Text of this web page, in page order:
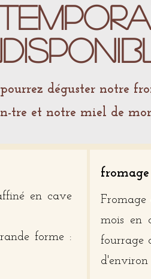
déguster notre
tre et notre miel de
en cave
forme :
mois en
fourrage